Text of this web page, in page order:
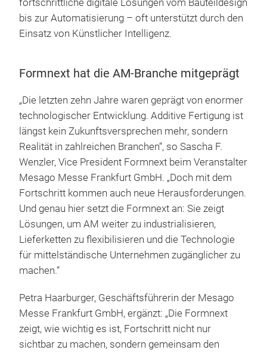
fortschrittliche digitale Lösungen vom Bauteildesign
bis zur Automatisierung – oft unterstützt durch den
Einsatz von Künstlicher Intelligenz.
Formnext hat die AM-Branche mitgeprägt
„Die letzten zehn Jahre waren geprägt von enormer
technologischer Entwicklung. Additive Fertigung ist
längst kein Zukunftsversprechen mehr, sondern
Realität in zahlreichen Branchen“, so Sascha F.
Wenzler, Vice President Formnext beim Veranstalter
Mesago Messe Frankfurt GmbH. „Doch mit dem
Fortschritt kommen auch neue Herausforderungen.
Und genau hier setzt die Formnext an: Sie zeigt
Lösungen, um AM weiter zu industrialisieren,
Lieferketten zu flexibilisieren und die Technologie
für mittelständische Unternehmen zugänglicher zu
machen.“
Petra Haarburger, Geschäftsführerin der Mesago
Messe Frankfurt GmbH, ergänzt: „Die Formnext
zeigt, wie wichtig es ist, Fortschritt nicht nur
sichtbar zu machen, sondern gemeinsam den